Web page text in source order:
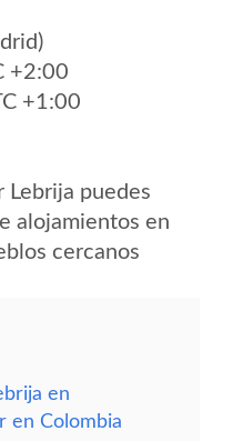
+2:00
+1:00
Lebrija puedes
alojamientos en
cercanos
en
en Colombia